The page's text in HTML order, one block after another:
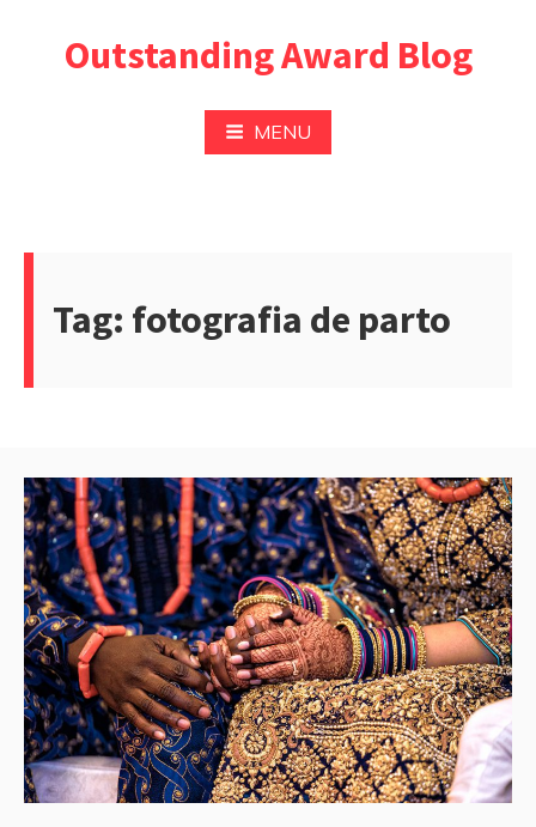
Outstanding Award Blog
MENU
Tag: fotografia de parto